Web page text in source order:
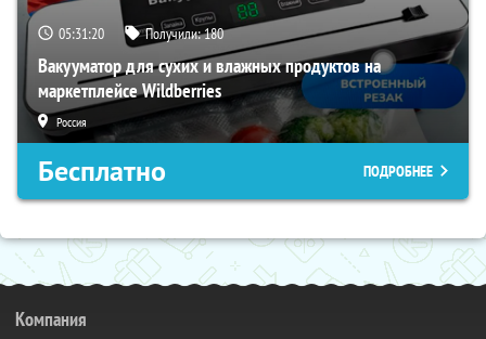
05:31:19 Получили:180
Вакууматор для сухих и влажных продуктов на
маркетплейсе Wildberries
Россия
Бесплатно ПОДРОБНЕЕ
Компания